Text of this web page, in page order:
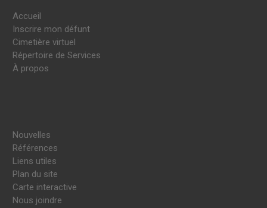
Accueil
Inscrire mon défunt
Cimetière virtuel
Répertoire de Services
À propos
Nouvelles
Références
Liens utiles
Plan du site
Carte interactive
Nous joindre